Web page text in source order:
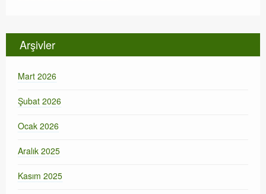
Arşivler
Mart 2026
Şubat 2026
Ocak 2026
Aralık 2025
Kasım 2025